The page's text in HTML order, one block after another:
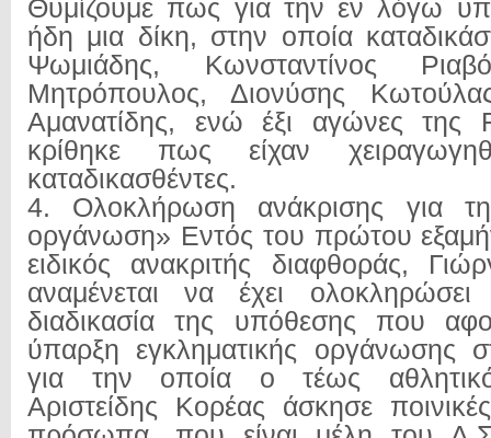
Θυμίζουμε πως για την εν λόγω
ήδη μια δίκη, στην οποία
Ψωμιάδης, Κωνσταντίνος
Μητρόπουλος, Διονύσης
Αμανατίδης, ενώ έξι αγώνες της
κρίθηκε πως είχαν
καταδικασθέντες.
4. Ολοκλήρωση ανάκρισης για
οργάνωση» Εντός του πρώτου
ειδικός ανακριτής διαφθοράς,
αναμένεται να έχει ολοκληρώσει
διαδικασία της υπόθεσης που
ύπαρξη εγκληματικής οργάνωσης
για την οποία ο τέως
Αριστείδης Κορέας άσκησε